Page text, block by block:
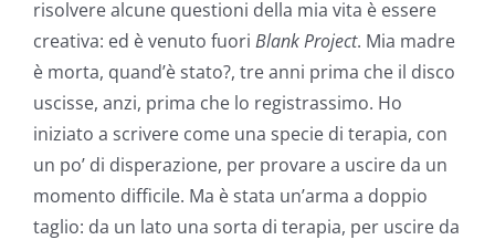
risolvere alcune questioni della mia vita è essere
creativa: ed è venuto fuori Blank Project. Mia madre
è morta, quand’è stato?, tre anni prima che il disco
uscisse, anzi, prima che lo registrassimo. Ho
iniziato a scrivere come una specie di terapia, con
un po’ di disperazione, per provare a uscire da un
momento difficile. Ma è stata un’arma a doppio
taglio: da un lato una sorta di terapia, per uscire da